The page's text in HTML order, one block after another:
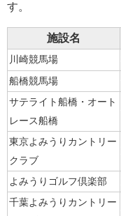
す。
施設名
川崎競馬場
船橋競馬場
サテライト船橋・オート
レース船橋
東京よみうりカントリー
クラブ
よみうりゴルフ倶楽部
千葉よみうりカントリー